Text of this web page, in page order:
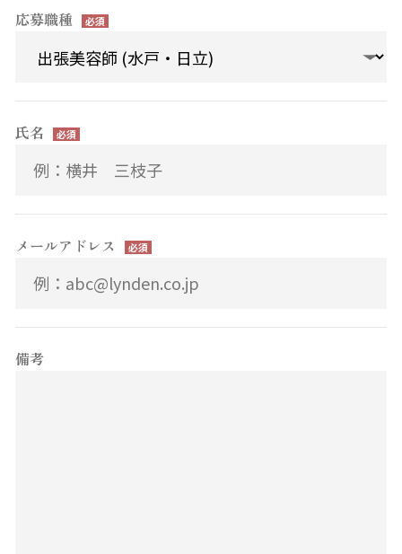
応募職種
氏名
メールアドレス
備考